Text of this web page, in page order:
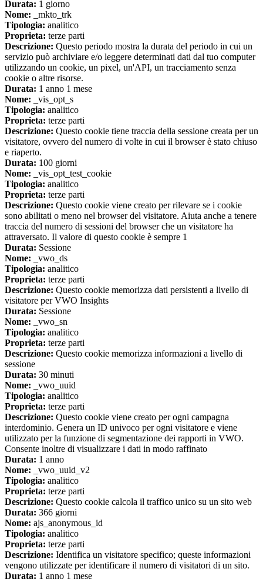
Durata: 1 giorno
Nome: _mkto_trk
Tipologia: analitico
Proprieta: terze parti
Descrizione: Questo periodo mostra la durata del periodo in cui un
servizio può archiviare e/o leggere determinati dati dal tuo computer
utilizzando un cookie, un pixel, un'API, un tracciamento senza
cookie o altre risorse.
Durata: 1 anno 1 mese
Nome: _vis_opt_s
Tipologia: analitico
Proprieta: terze parti
Descrizione: Questo cookie tiene traccia della sessione creata per un
visitatore, ovvero del numero di volte in cui il browser è stato chiuso
e riaperto.
Durata: 100 giorni
Nome: _vis_opt_test_cookie
Tipologia: analitico
Proprieta: terze parti
Descrizione: Questo cookie viene creato per rilevare se i cookie
sono abilitati o meno nel browser del visitatore. Aiuta anche a tenere
traccia del numero di sessioni del browser che un visitatore ha
attraversato. Il valore di questo cookie è sempre 1
Durata: Sessione
Nome: _vwo_ds
Tipologia: analitico
Proprieta: terze parti
Descrizione: Questo cookie memorizza dati persistenti a livello di
visitatore per VWO Insights
Durata: Sessione
Nome: _vwo_sn
Tipologia: analitico
Proprieta: terze parti
Descrizione: Questo cookie memorizza informazioni a livello di
sessione
Durata: 30 minuti
Nome: _vwo_uuid
Tipologia: analitico
Proprieta: terze parti
Descrizione: Questo cookie viene creato per ogni campagna
interdominio. Genera un ID univoco per ogni visitatore e viene
utilizzato per la funzione di segmentazione dei rapporti in VWO.
Consente inoltre di visualizzare i dati in modo raffinato
Durata: 1 anno
Nome: _vwo_uuid_v2
Tipologia: analitico
Proprieta: terze parti
Descrizione: Questo cookie calcola il traffico unico su un sito web
Durata: 366 giorni
Nome: ajs_anonymous_id
Tipologia: analitico
Proprieta: terze parti
Descrizione: Identifica un visitatore specifico; queste informazioni
vengono utilizzate per identificare il numero di visitatori di un sito.
Durata: 1 anno 1 mese